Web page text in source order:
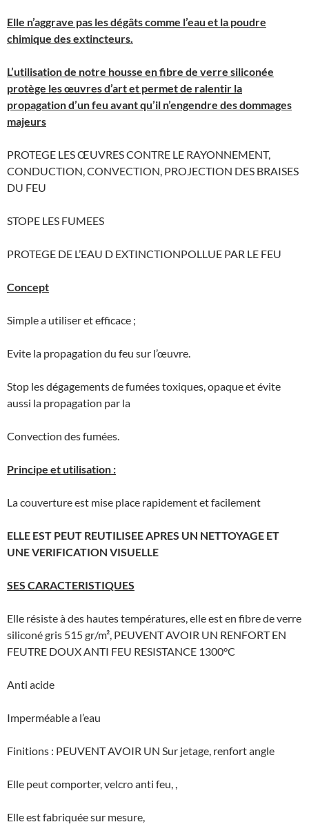
Elle n’aggrave pas les dégâts comme l’eau et la poudre
chimique des extincteurs.
L’utilisation de notre housse en fibre de verre siliconée
protège les œuvres d’art et permet de ralentir la
propagation d’un feu avant qu’il n’engendre des dommages
majeurs
PROTEGE LES ŒUVRES CONTRE LE RAYONNEMENT,
CONDUCTION, CONVECTION, PROJECTION DES BRAISES
DU FEU
STOPE LES FUMEES
PROTEGE DE L’EAU D EXTINCTIONPOLLUE PAR LE FEU
Concept
Simple a utiliser et efficace ;
Evite la propagation du feu sur l’œuvre.
Stop les dégagements de fumées toxiques, opaque et évite
aussi la propagation par la
Convection des fumées.
Principe et utilisation :
La couverture est mise place rapidement et facilement
ELLE EST PEUT REUTILISEE APRES UN NETTOYAGE ET
UNE VERIFICATION VISUELLE
SES CARACTERISTIQUES
Elle résiste à des hautes températures, elle est en fibre de verre
siliconé gris 515 gr/m², PEUVENT AVOIR UN RENFORT EN
FEUTRE DOUX ANTI FEU RESISTANCE 1300°C
Anti acide
Imperméable a l’eau
Finitions : PEUVENT AVOIR UN Sur jetage, renfort angle
Elle peut comporter, velcro anti feu, ,
Elle est fabriquée sur mesure,